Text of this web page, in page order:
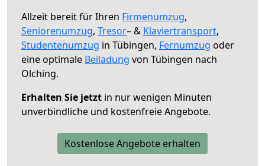
Allzeit bereit für Ihren Firmenumzug,
Seniorenumzug, Tresor– & Klaviertransport,
Studentenumzug in Tübingen, Fernumzug oder
eine optimale Beiladung von Tübingen nach
Olching.
Erhalten Sie jetzt in nur wenigen Minuten
unverbindliche und kostenfreie Angebote.
Kostenlose Angebote erhalten